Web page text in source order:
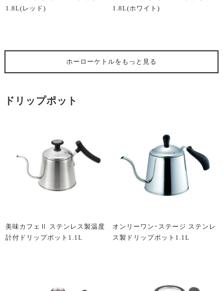
1.8L(レッド)
1.8L(ホワイト)
ホーローケトルをもっと見る
ドリップポット
美味カフェⅡ ステンレス製温度
計付ドリップポット1.1L
オンリーワン･ステージ ステンレ
ス製ドリップポット1.1L